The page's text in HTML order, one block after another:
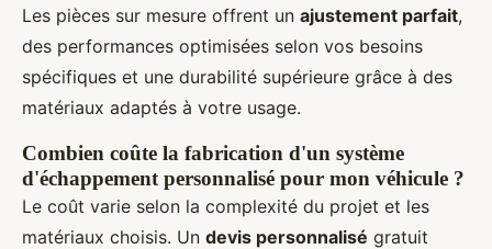
Les pièces sur mesure offrent un ajustement parfait,
des performances optimisées selon vos besoins
spécifiques et une durabilité supérieure grâce à des
matériaux adaptés à votre usage.
Combien coûte la fabrication d'un système
d'échappement personnalisé pour mon véhicule ?
Le coût varie selon la complexité du projet et les
matériaux choisis. Un devis personnalisé gratuit